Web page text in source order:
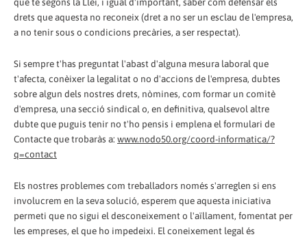
drets que aquesta no reconeix (dret a no ser un esclau de l'empresa,
a no tenir sous o condicions precàries, a ser respectat).
Si sempre t'has preguntat l'abast d'alguna mesura laboral que
t'afecta, conèixer la legalitat o no d'accions de l'empresa, dubtes
sobre algun dels nostres drets, nòmines, com formar un comitè
d'empresa, una secció sindical o, en definitiva, qualsevol altre
dubte que puguis tenir no t'ho pensis i emplena el formulari de
Contacte que trobaràs a: www.nodo50.org/coord-informatica/?
q=contact
Els nostres problemes com treballadors només s'arreglen si ens
involucrem en la seva solució, esperem que aquesta iniciativa
permeti que no sigui el desconeixement o l'aïllament, fomentat per
les empreses, el que ho impedeixi. El coneixement legal és